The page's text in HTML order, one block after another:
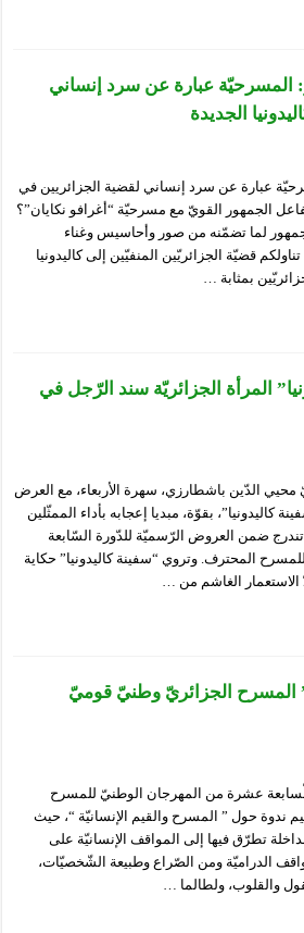
المسرحيّة عبارة عن سرد إنساني
الجديدة
عبارة عن سرد إنساني لقضية الجزائريين في
الجمهور القويّ مع مسرحيّة “أغرافو نكايان”؟
لما تضمّنه من صور وأحاسيس وغناء
قضيّة الجزائريّين المنفيّين إلى كاليدونيا
بمثابة …
المرأة الجزائريّة سند الرّجل في
الدّين باشطارزي، سهرة الأربعاء، مع العرض
كاليدونيا”، بقوّة، مبديا إعجابه بأداء الممثّلين
ضمن العروض الرّسميّة للدّورة السّابعة
المحترف. وتروي “سفينة كاليدونيا” حكاية
الغاشم من …
المسرح الجزائريّ وطنيّ قوميّ
الّسابعة عشرة من المهرجان الوطنيّ للمسرح
ندوة حول ” المسرح والقيم الإنسانيّة “، حيث
تطرّق فيها إلى المواقف الإنسانيّة على
الدراميّة ومن الصّراع وطبيعة الشّخصيّات،
والقلوب، ولطالما …